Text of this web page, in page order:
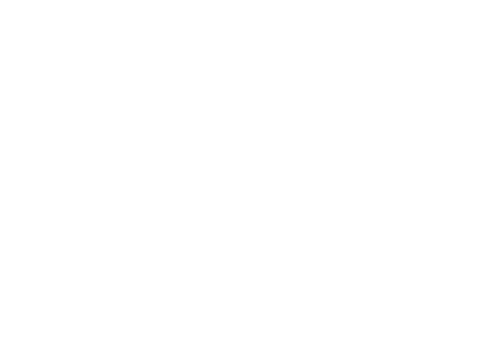
了承ください。
き作成されるも
をご了承くださ
御機器販売店・
にご登録され
) : 1000ppm、
、
ない年数を意
要な手段を講じ
これらの製造装
通知します。
、取り引きをい
ムロン制御